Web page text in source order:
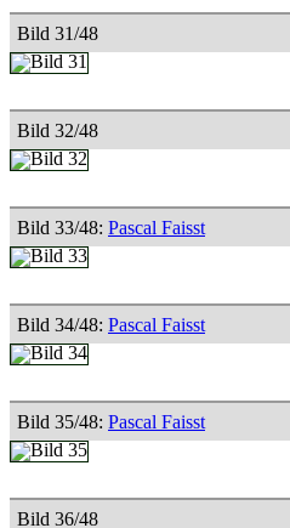
Bild 31/48
Bild 32/48
Bild 33/48: Pascal Faisst
Bild 34/48: Pascal Faisst
Bild 35/48: Pascal Faisst
Bild 36/48